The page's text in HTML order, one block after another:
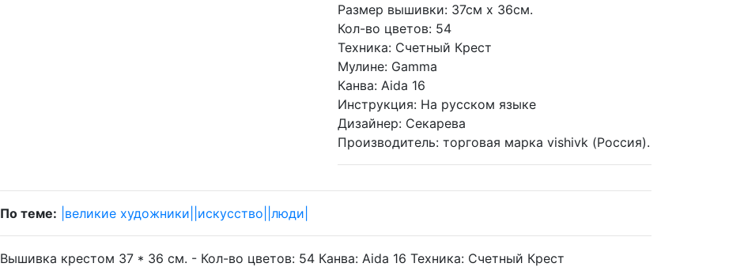
Размер вышивки: 37см х 36см.
Кол-во цветов: 54
Техника: Счетный Крест
Мулине: Gamma
Канва: Aida 16
Инструкция: На русском языке
Дизайнер: Секарева
Производитель: торговая марка vishivk (Россия).
По теме: |великие художники| |искусство| |люди|
Вышивка крестом 37 * 36 см. - Кол-во цветов: 54 Канва: Aida 16 Техника: Счетный Крест